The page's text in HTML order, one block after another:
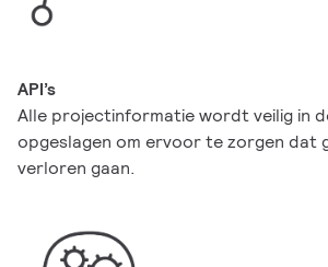
API’s
Alle projectinformatie wordt veilig in
opgeslagen om ervoor te zorgen dat
verloren gaan.